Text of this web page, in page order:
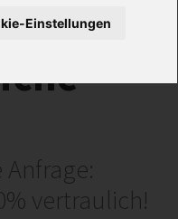
Einstellungen
vertraulich!